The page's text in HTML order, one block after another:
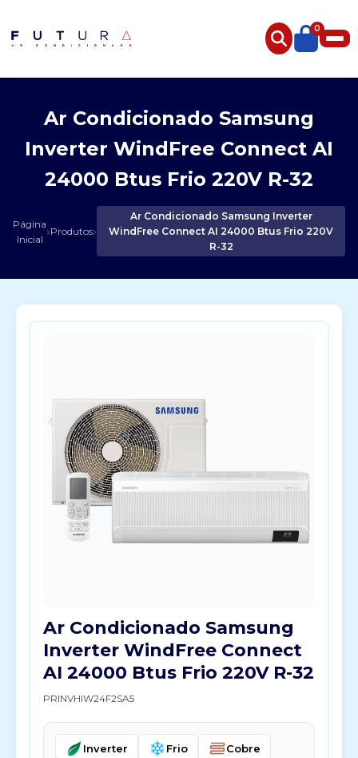
0
Ar Condicionado Samsung
Inverter WindFree Connect AI
24000 Btus Frio 220V R-32
Página
Inicial ›Produtos›
Ar Condicionado Samsung Inverter
WindFree Connect AI 24000 Btus Frio 220V
R-32
Ar Condicionado Samsung
Inverter WindFree Connect
AI 24000 Btus Frio 220V R-32
PRINVHIW24F2SA5
Inverter Frio Cobre